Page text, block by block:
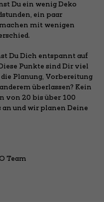
Du ein wenig Deko
ein paar
mit wenigen
Du Dich entspannt auf
Punkte sind Dir viel
Planung, Vorbereitung
überlassen? Kein
von 20 bis über 100
und wir planen Deine
Team